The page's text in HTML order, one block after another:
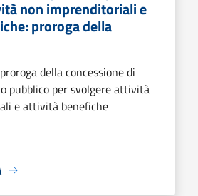
non imprenditoriali e
proroga della
della concessione di
pubblico per svolgere attività
e attività benefiche